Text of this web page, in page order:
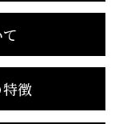
徴